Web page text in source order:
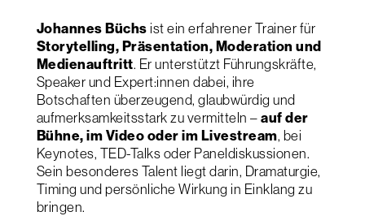
Johannes Büchs ist ein erfahrener Trainer für
Storytelling, Präsentation, Moderation und
Medienauftritt. Er unterstützt Führungskräfte,
Speaker und Expert:innen dabei, ihre
Botschaften überzeugend, glaubwürdig und
aufmerksamkeitsstark zu vermitteln –auf der
Bühne, im Video oder im Livestream, bei
Keynotes, TED-Talks oder Paneldiskussionen.
Sein besonderes Talent liegt darin, Dramaturgie,
Timing und persönliche Wirkung in Einklang zu
bringen.